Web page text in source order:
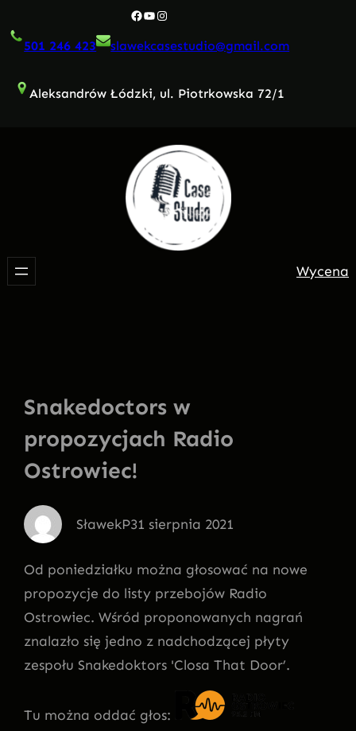
do
Facebook
YouTube
Instagram
501 246 423 slawekcasestudio@gmail.com
Aleksandrów Łódzki, ul. Piotrkowska 72/1
Wycena
Snakedoctors w
propozycjach Radio
Ostrowiec!
SławekP31 sierpnia 2021
Od poniedziałku można głosować na nowe
propozycje do listy przebojów Radio
Ostrowiec. Wśród proponowanych nagrań
znalazło się jedno z nadchodzącej płyty
zespołu Snakedoktors 'Closa That Door’.
Tu można oddać głos: